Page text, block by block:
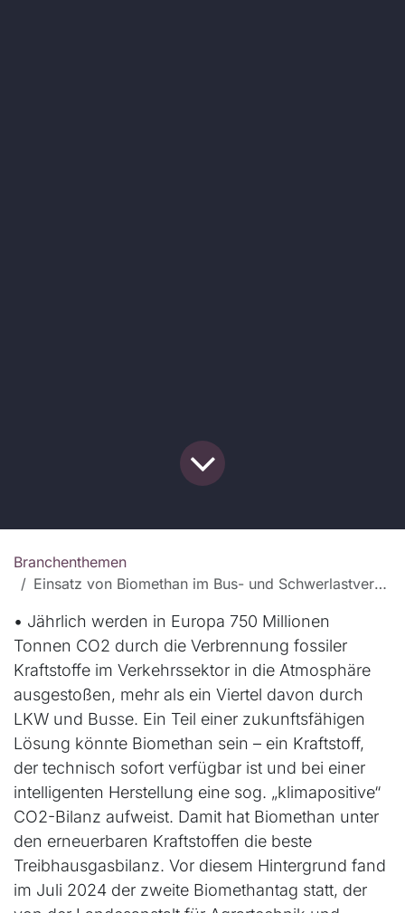
Branchenthemen
Einsatz von Biomethan im Bus- und Schwerlastverkehr
• Jährlich werden in Europa 750 Millionen
Tonnen CO2 durch die Verbrennung fossiler
Kraftstoffe im Verkehrssektor in die Atmosphäre
ausgestoßen, mehr als ein Viertel davon durch
LKW und Busse. Ein Teil einer zukunftsfähigen
Lösung könnte Biomethan sein – ein Kraftstoff,
der technisch sofort verfügbar ist und bei einer
intelligenten Herstellung eine sog. „klimapositive“
CO2-Bilanz aufweist. Damit hat Biomethan unter
den erneuerbaren Kraftstoffen die beste
Treibhausgasbilanz. Vor diesem Hintergrund fand
im Juli 2024 der zweite Biomethantag statt, der